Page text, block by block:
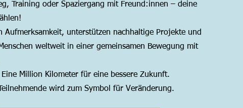
Training oder Spaziergang mit Freund:innen – deine
Aufmerksamkeit, unterstützen nachhaltige Projekte und
weltweit in einer gemeinsamen Bewegung mit
Million Kilometer für eine bessere Zukunft.
wird zum Symbol für Veränderung.